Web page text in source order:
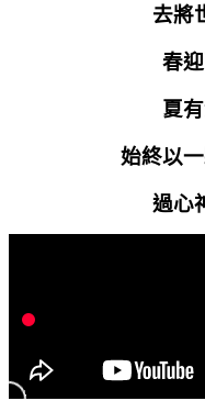
去將
春
夏
始終以
過心